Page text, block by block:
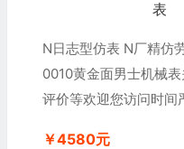
N日志型仿表 N厂精仿
0010黄金面男士机械表
评价等欢迎您访问时间
￥4580元